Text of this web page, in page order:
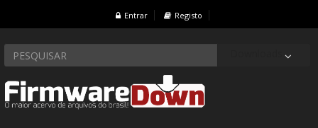
Entrar Registo